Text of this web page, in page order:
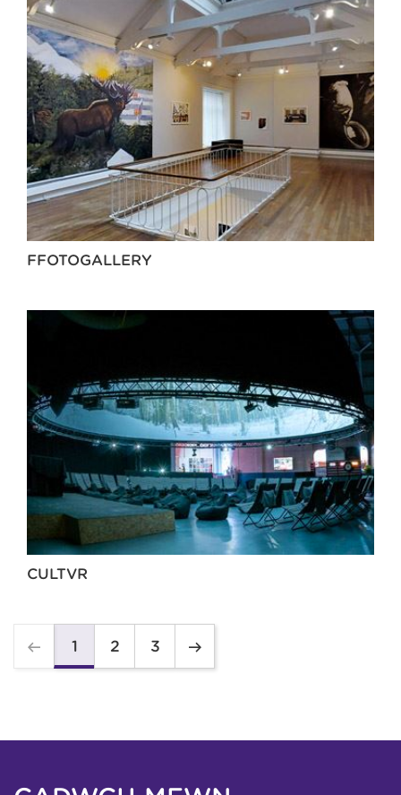
FFOTOGALLERY
CULTVR
1 2 3